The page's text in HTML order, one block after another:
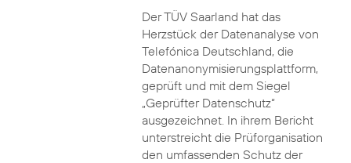
Der TÜV Saarland hat das
Herzstück der Datenanalyse von
Telefónica Deutschland, die
Datenanonymisierungsplattform,
geprüft und mit dem Siegel
„Geprüfter Datenschutz“
ausgezeichnet. In ihrem Bericht
unterstreicht die Prüforganisation
den umfassenden Schutz der